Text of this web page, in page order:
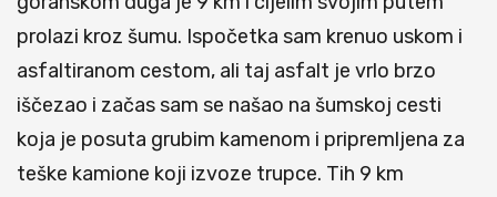
prolazi kroz šumu. Ispočetka sam krenuo uskom i
asfaltiranom cestom, ali taj asfalt je vrlo brzo
iščezao i začas sam se našao na šumskoj cesti
koja je posuta grubim kamenom i pripremljena za
teške kamione koji izvoze trupce. Tih 9 km